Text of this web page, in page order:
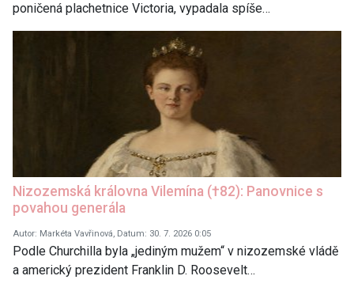
poničená plachetnice Victoria, vypadala spíše…
Nizozemská královna Vilemína (†82): Panovnice s
povahou generála
Autor: Markéta Vavřinová, Datum: 30. 7. 2026 0:05
Podle Churchilla byla „jediným mužem“ v nizozemské vládě
a americký prezident Franklin D. Roosevelt…